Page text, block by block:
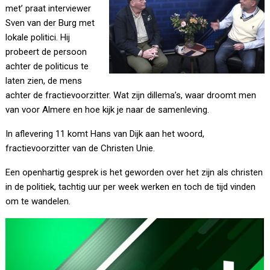
met’ praat interviewer
Sven van der Burg met
lokale politici. Hij
probeert de persoon
achter de politicus te
laten zien, de mens
achter de fractievoorzitter. Wat zijn dillema’s, waar droomt men
van voor Almere en hoe kijk je naar de samenleving.
In aflevering 11 komt Hans van Dijk aan het woord,
fractievoorzitter van de Christen Unie.
Een openhartig gesprek is het geworden over het zijn als christen
in de politiek, tachtig uur per week werken en toch de tijd vinden
om te wandelen.